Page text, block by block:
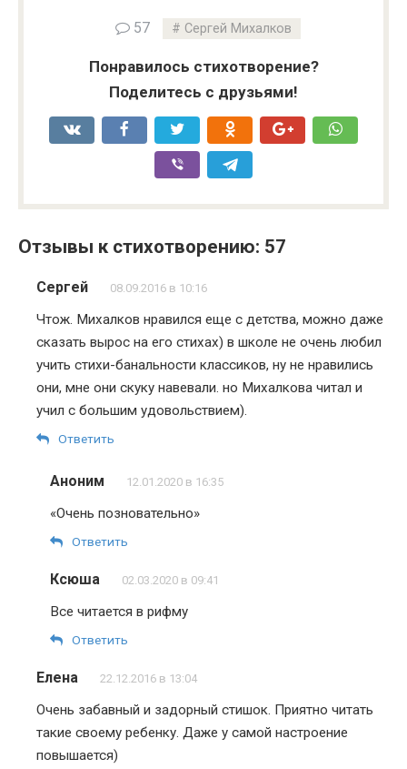
57 Сергей Михалков
Понравилось стихотворение?
Поделитесь с друзьями!
Отзывы к стихотворению: 57
Сергей 08.09.2016 в 10:16
Чтож. Михалков нравился еще с детства, можно даже
сказать вырос на его стихах) в школе не очень любил
учить стихи-банальности классиков, ну не нравились
они, мне они скуку навевали. но Михалкова читал и
учил с большим удовольствием).
Ответить
Аноним 12.01.2020 в 16:35
«Очень позновательно»
Ответить
Ксюша 02.03.2020 в 09:41
Все читается в рифму
Ответить
Елена 22.12.2016 в 13:04
Очень забавный и задорный стишок. Приятно читать
такие своему ребенку. Даже у самой настроение
повышается)